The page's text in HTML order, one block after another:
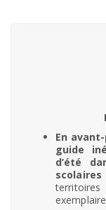
En
guide
d’été
scolaires